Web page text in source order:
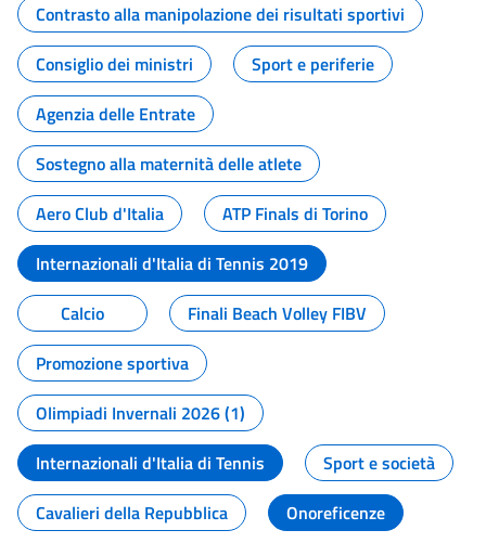
Contrasto alla manipolazione dei risultati sportivi
Consiglio dei ministri
Sport e periferie
Agenzia delle Entrate
Sostegno alla maternità delle atlete
Aero Club d'Italia
ATP Finals di Torino
Internazionali d'Italia di Tennis 2019
Calcio
Finali Beach Volley FIBV
Promozione sportiva
Olimpiadi Invernali 2026 (1)
Internazionali d'Italia di Tennis
Sport e società
Cavalieri della Repubblica
Onoreficenze